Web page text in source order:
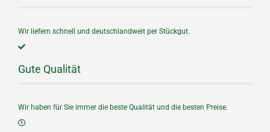
Wir liefern schnell und deutschlandweit per Stückgut.
Gute Qualität
Wir haben für Sie immer die beste Qualität und die besten Preise.